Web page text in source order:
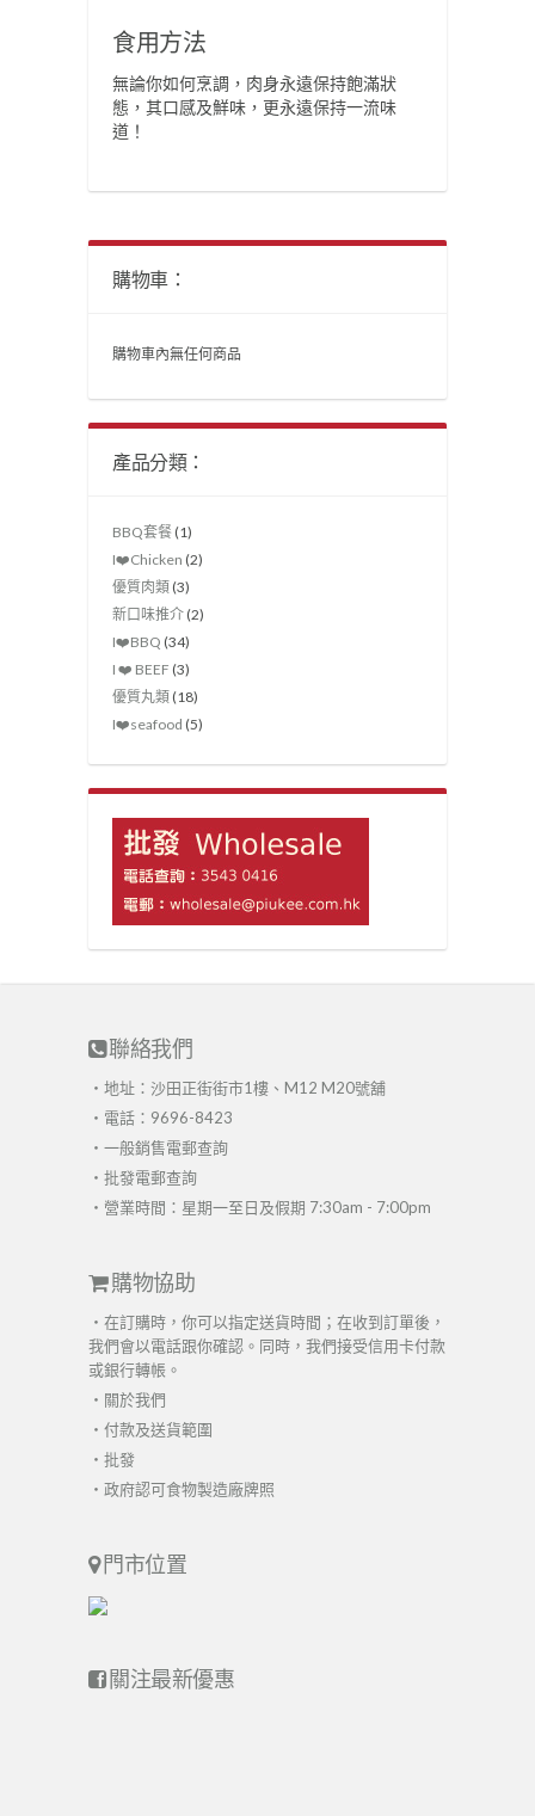
食用方法
無論你如何烹調，肉身永遠保持飽滿狀
態，其口感及鮮味，更永遠保持一流味
道！
購物車：
購物車內無任何商品
產品分類：
BBQ套餐 (1)
I❤️Chicken (2)
優質肉類 (3)
新口味推介 (2)
I❤️‍BBQ (34)
I ❤️ BEEF (3)
優質丸類 (18)
I❤️seafood (5)
聯絡我們
・地址：沙田正街街市1樓、M12 M20號舖
・電話：9696-8423
・ 一般銷售電郵查詢
・ 批發電郵查詢
・營業時間：星期一至日及假期 7:30am - 7:00pm
購物協助
・在訂購時，你可以指定送貨時間；在收到訂單後，
我們會以電話跟你確認。同時，我們接受信用卡付款
或銀行轉帳。
・ 關於我們
・ 付款及送貨範圍
・ 批發
・ 政府認可食物製造廠牌照
門市位置
關注最新優惠